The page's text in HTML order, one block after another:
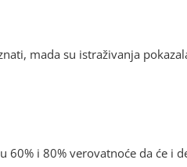
Poručila sam kolagen
mada su istraživanja
i 80% verovatnoće da će i